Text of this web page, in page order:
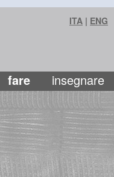
ITA | ENG
fare insegnare